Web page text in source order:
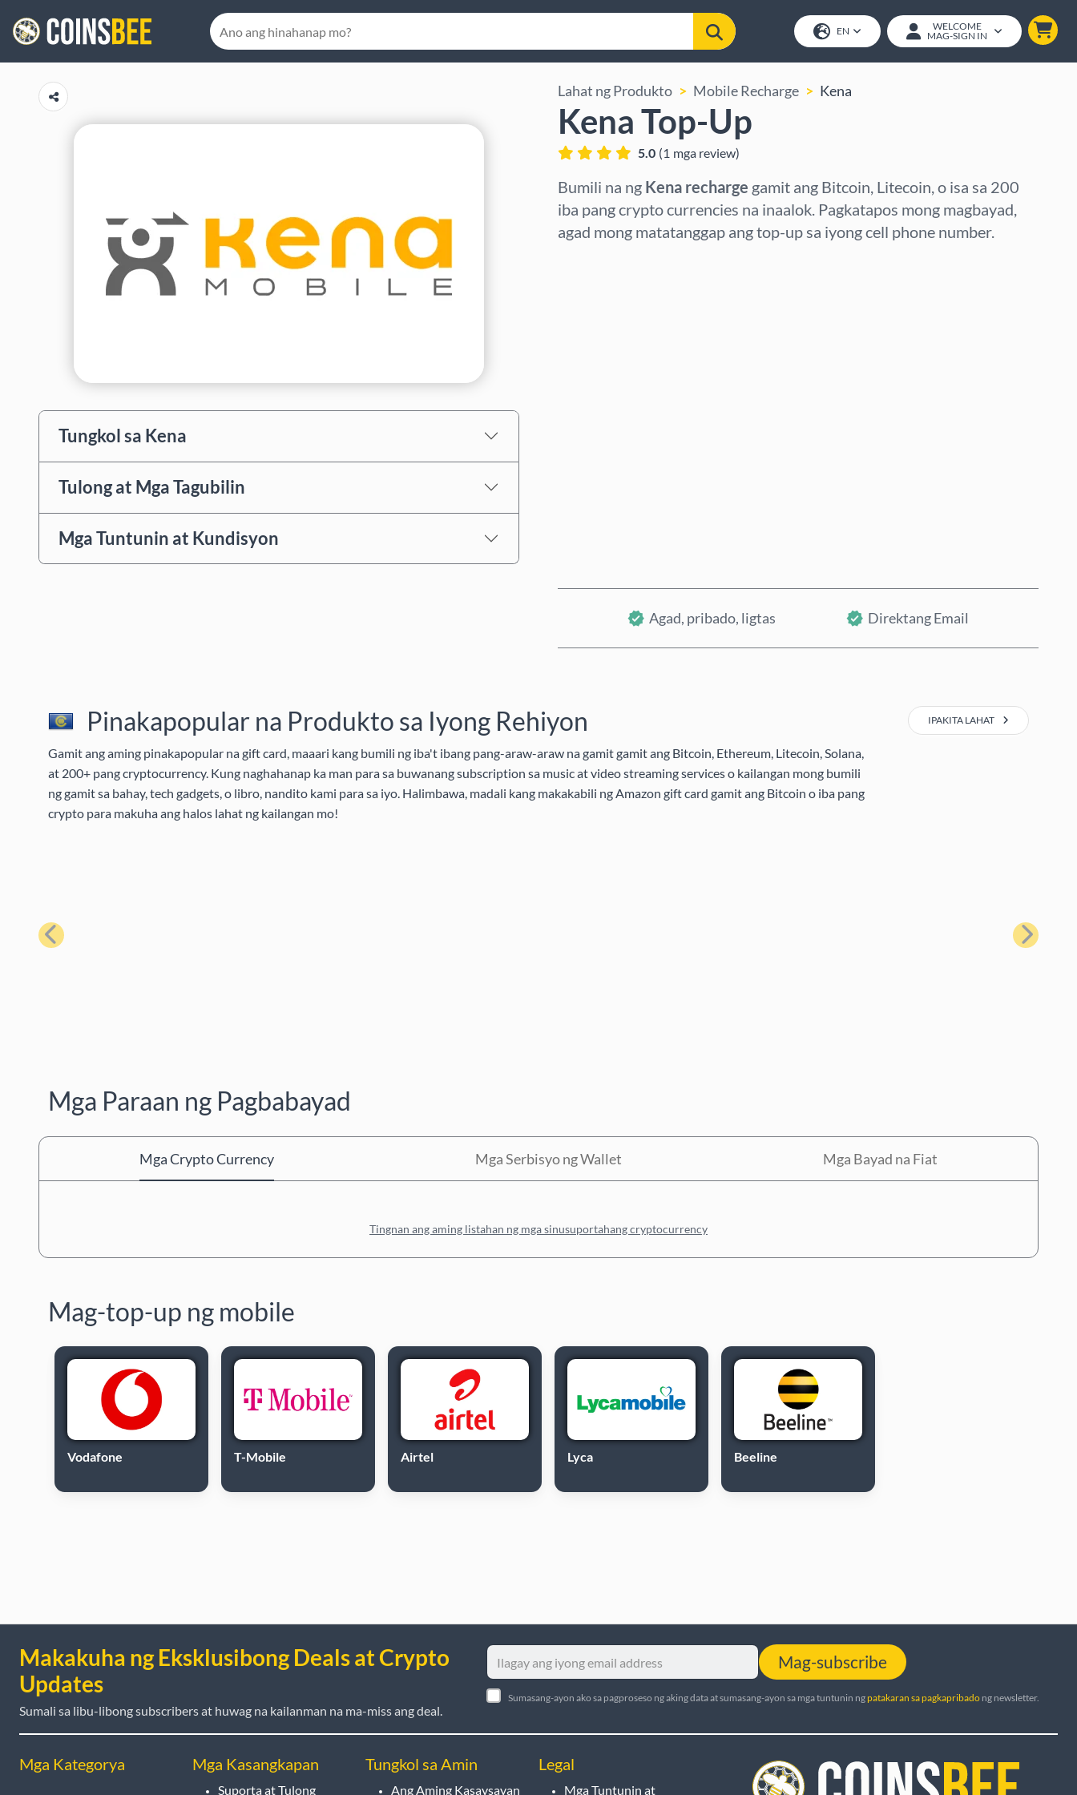
EN
WELCOME
MAG-SIGN IN
Tungkol sa Kena
Tulong at Mga Tagubilin
Mga Tuntunin at Kundisyon
Lahat ng Produkto Mobile Recharge Kena
Kena Top-Up
5.0 (1 mga review)
Bumili na ng Kena recharge gamit ang Bitcoin, Litecoin, o isa sa 200
iba pang crypto currencies na inaalok. Pagkatapos mong magbayad,
agad mong matatanggap ang top-up sa iyong cell phone number.
Agad, pribado, ligtas Direktang Email
Pinakapopular na Produkto sa Iyong Rehiyon
Gamit ang aming pinakapopular na gift card, maaari kang bumili ng iba't ibang pang-araw-araw na gamit gamit ang Bitcoin, Ethereum, Litecoin, Solana,
at 200+ pang cryptocurrency. Kung naghahanap ka man para sa buwanang subscription sa music at video streaming services o kailangan mong bumili
ng gamit sa bahay, tech gadgets, o libro, nandito kami para sa iyo. Halimbawa, madali kang makakabili ng Amazon gift card gamit ang Bitcoin o iba pang
crypto para makuha ang halos lahat ng kailangan mo!
IPAKITA LAHAT
Nakaraan Susunod
Mga Paraan ng Pagbabayad
Mga Crypto Currency Mga Serbisyo ng Wallet Mga Bayad na Fiat
Tingnan ang aming listahan ng mga sinusuportahang cryptocurrency
Mag-top-up ng mobile
Vodafone T-Mobile Airtel Lyca Beeline
Makakuha ng Eksklusibong Deals at Crypto
Updates
Sumali sa libu-libong subscribers at huwag na kailanman na ma-miss ang deal.
Mag-subscribe
Sumasang-ayon ako sa pagproseso ng aking data at sumasang-ayon sa mga tuntunin ngpatakaran sa pagkapribadong newsletter.
Mga Kategorya Mga Kasangkapan
Suporta at Tulong
Tungkol sa Amin
Ang Aming Kasaysayan
Legal
Mga Tuntunin at